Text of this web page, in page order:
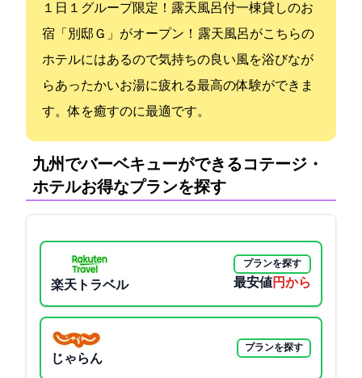
１日１グループ限定！露天風呂付一棟貸しのお
宿「別邸Ｇensen」がオープン！ 露天風呂がこちらの
ホテルにはあるので気持ちの良い風を浴びなが
らあったかいお湯に疲れる最高の体験ができま
す。体を癒すのに最適です。
九州でバーベキューができるコテージ・
ホテル:お得なプランを探す
楽天トラベル
プランを探す
最安値8550円から
じゃらん
プランを探す